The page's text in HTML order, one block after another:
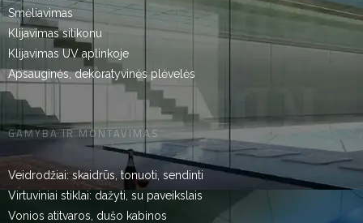
Smėliavimas
Klijavimas silikonu
Klijavimas UV aplinkoje
Apsauginės, dekoratyvinės plėvelės
GAMYBA IR MONTAVIMAS
Veidrodžiai: skaidrūs, tonuoti, sendinti
Virtuviniai stiklai: dažyti, su paveikslais
Vonios atitvaros, dušo kabinos